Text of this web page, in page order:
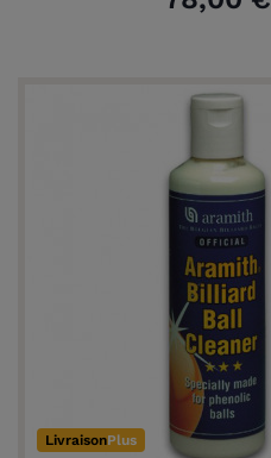
LivraisonPlus